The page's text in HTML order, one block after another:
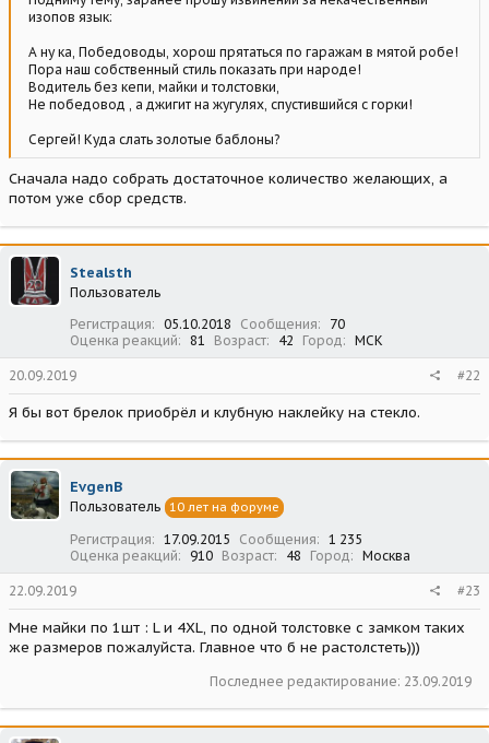
изопов язык:
А ну ка, Победоводы, хорош прятаться по гаражам в мятой робе!
Пора наш собственный стиль показать при народе!
Водитель без кепи, майки и толстовки,
Не победовод , а джигит на жугулях, спустившийся с горки!
Сергей! Куда слать золотые баблоны?
Сначала надо собрать достаточное количество желающих, а
потом уже сбор средств.
Stealsth
Пользователь
Регистрация
05.10.2018 Сообщения
70
Оценка реакций
81 Возраст 42 Город МСК
20.09.2019 #22
Я бы вот брелок приобрёл и клубную наклейку на стекло.
EvgenB
Пользователь 10 лет на форуме
Регистрация 17.09.2015 Сообщения
1 235
Оценка реакций
910 Возраст 48 Город Москва
22.09.2019 #23
Мне майки по 1шт : L и 4XL, по одной толстовке с замком таких
же размеров пожалуйста. Главное что б не растолстеть)))
Последнее редактирование: 23.09.2019